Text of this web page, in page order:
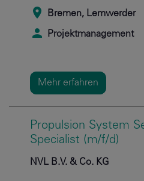
Bremen, Lemwerder
Projektmanagement
Mehr erfahren
Propulsion System
Specialist (m/f/d)
NVL B.V. & Co. KG